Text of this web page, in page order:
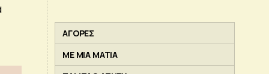
ΑΓΟΡΕΣ
ΜΕ ΜΙΑ ΜΑΤΙΑ